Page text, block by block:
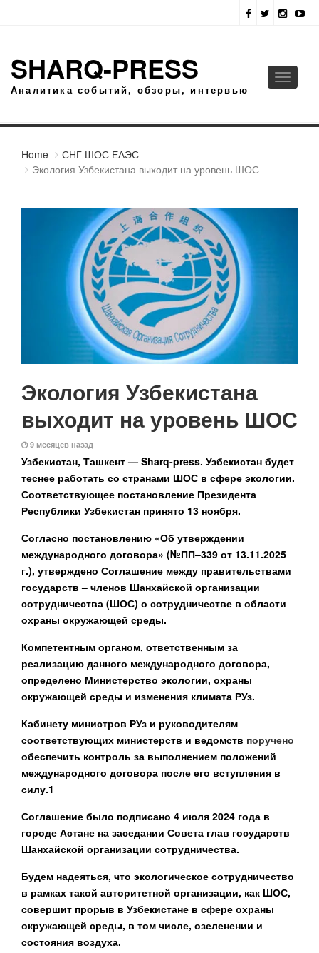
SHARQ-PRESS
Аналитика событий, обзоры, интервью
Toggle
Home
СНГ ШОС ЕАЭС
Экология Узбекистана выходит на уровень ШОС
Экология Узбекистана
выходит на уровень ШОС
9 месяцев назад
Узбекистан, Ташкент — Sharq-press. Узбекистан будет
теснее работать со странами ШОС в сфере экологии.
Соответствующее постановление Президента
Республики Узбекистан принято 13 ноября.
Согласно постановлению «Об утверждении
международного договора» (№ПП–339 от 13.11.2025
г.), утверждено Соглашение между правительствами
государств – членов Шанхайской организации
сотрудничества (ШОС) о сотрудничестве в области
охраны окружающей среды.
Компетентным органом, ответственным за
реализацию данного международного договора,
определено Министерство экологии, охраны
окружающей среды и изменения климата РУз.
Кабинету министров РУз и руководителям
соответствующих министерств и ведомств поручено
обеспечить контроль за выполнением положений
международного договора после его вступления в
силу.1
Соглашение было подписано 4 июля 2024 года в
городе Астане на заседании Совета глав государств
Шанхайской организации сотрудничества.
Будем надеяться, что экологическое сотрудничество
в рамках такой авторитетной организации, как ШОС,
совершит прорыв в Узбекистане в сфере охраны
окружающей среды, в том числе, озеленении и
состояния воздуха.